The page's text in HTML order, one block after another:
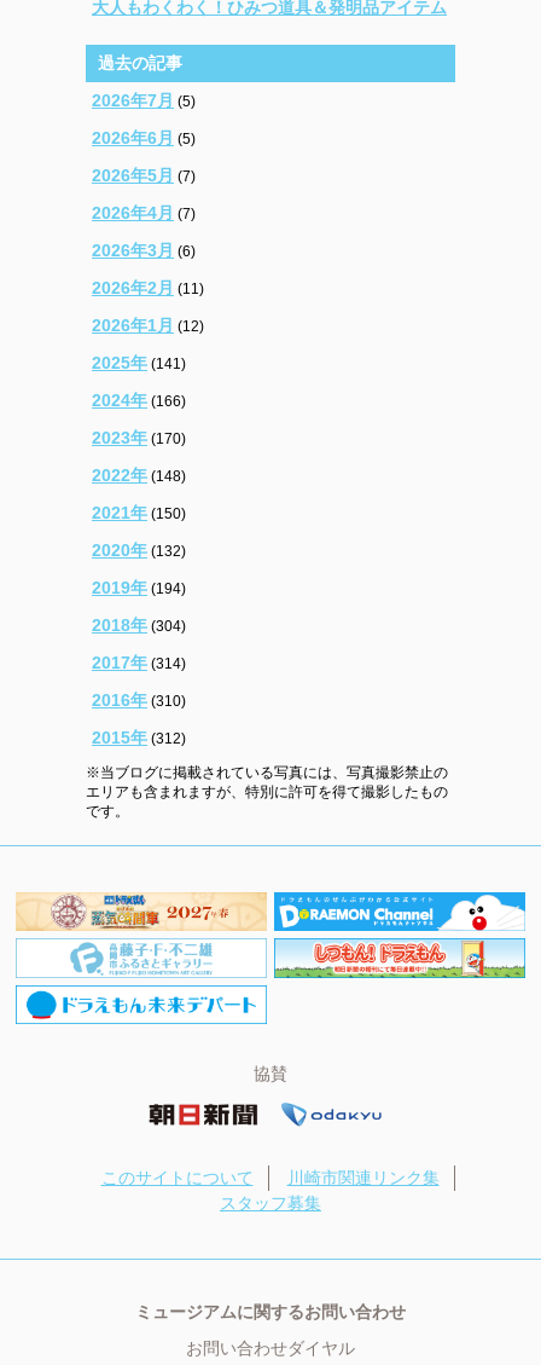
大人もわくわく！ひみつ道具＆発明品アイテム
過去の記事
2026年7月 (5)
2026年6月 (5)
2026年5月 (7)
2026年4月 (7)
2026年3月 (6)
2026年2月 (11)
2026年1月 (12)
2025年 (141)
2024年 (166)
2023年 (170)
2022年 (148)
2021年 (150)
2020年 (132)
2019年 (194)
2018年 (304)
2017年 (314)
2016年 (310)
2015年 (312)
※当ブログに掲載されている写真には、写真撮影禁止の
エリアも含まれますが、特別に許可を得て撮影したもの
です。
協賛
このサイトについて
川崎市関連リンク集
スタッフ募集
ミュージアムに関するお問い合わせ
お問い合わせダイヤル